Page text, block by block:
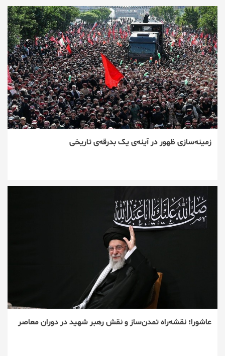
زمینه‌سازی ظهور در آینه‌ی یک بدرقه‌ی تاریخی
عاشورا؛ نقشه‌راه تمدن‌ساز و نقش رهبر شهید در دوران معاصر